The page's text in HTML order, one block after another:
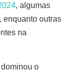
, algumas
enquanto outras
na
o